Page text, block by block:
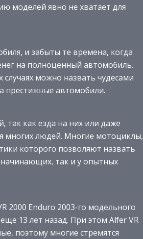
моделей явно не хватает для
и забыты те времена, когда
на полноценный автомобиль.
можно назвать чудесами
престижные автомобили.
так как езда на них или даже
многих людей. Многие мотоциклы,
которого позволяют назвать
так и у опытных
2000 Enduro 2003-го модельного
13 лет назад. При этом Alfer VR
поэтому многие стремятся